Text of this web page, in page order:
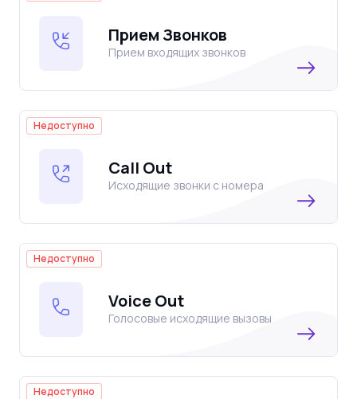
Прием Звонков
Прием входящих звонков
Недоступно
Call Out
Исходящие звонки с номера
Недоступно
Voice Out
Голосовые исходящие вызовы
Недоступно